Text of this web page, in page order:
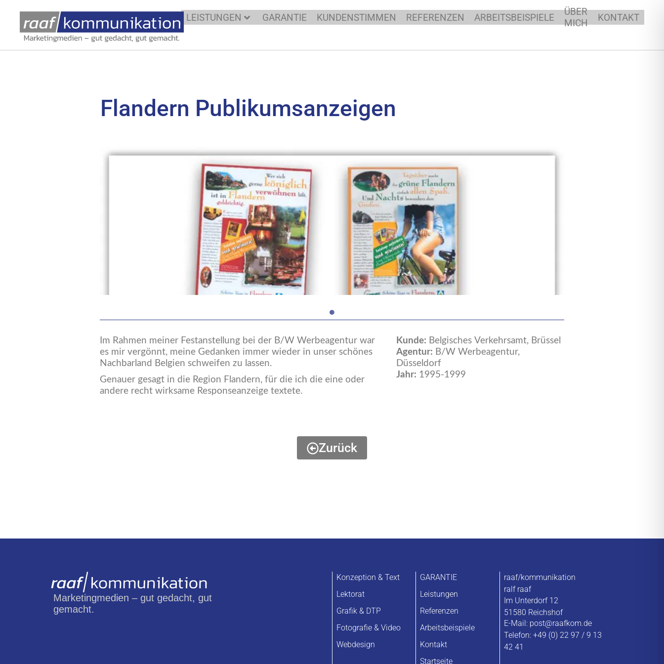
LEISTUNGEN GARANTIE KUNDENSTIMMEN REFERENZEN ARBEITSBEISPIELE
ÜBER
MICH
KONTAKT
Flandern Publikumsanzeigen
Im Rahmen meiner Festanstellung bei der B/W Werbeagentur war
es mir vergönnt, meine Gedanken immer wieder in unser schönes
Nachbarland Belgien schweifen zu lassen.
Genauer gesagt in die Region Flandern, für die ich die eine oder
andere recht wirksame Responseanzeige textete.
Kunde: Belgisches Verkehrsamt, Brüssel
Agentur: B/W Werbeagentur,
Düsseldorf
Jahr: 1995-1999
Zurück
Marketingmedien – gut gedacht, gut
gemacht.
Konzeption & Text
Lektorat
Grafik & DTP
Fotografie & Video
Webdesign
GARANTIE
Leistungen
Referenzen
Arbeitsbeispiele
Kontakt
Startseite
raaf/kommunikation
ralf raaf
Im Unterdorf 12
51580 Reichshof
E-Mail: post@raafkom.de
Telefon: +49 (0) 22 97 / 9 13
42 41